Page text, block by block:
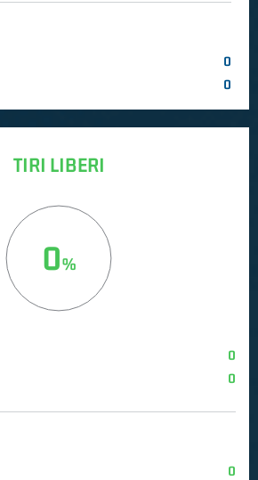
0
0
TIRI LIBERI
0
0
0
0